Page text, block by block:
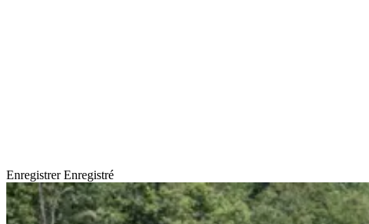
EnregistrerEnregistré